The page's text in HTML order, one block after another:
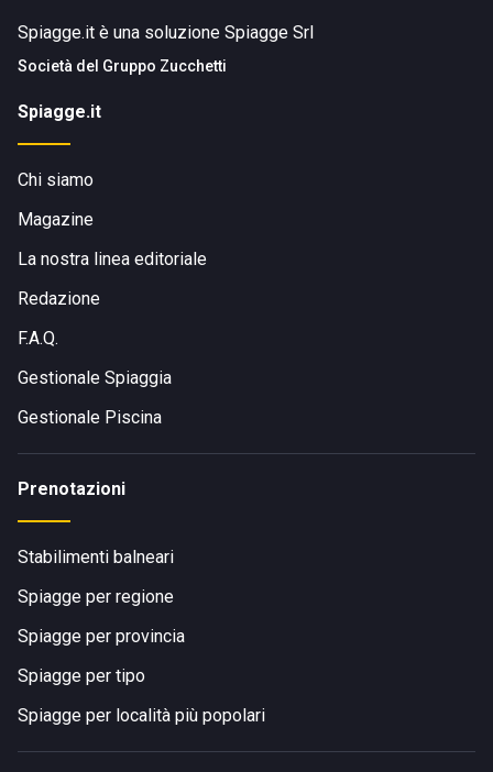
Spiagge.it è una soluzione Spiagge Srl
Società del Gruppo Zucchetti
Spiagge.it
Chi siamo
Magazine
La nostra linea editoriale
Redazione
F.A.Q.
Gestionale Spiaggia
Gestionale Piscina
Prenotazioni
Stabilimenti balneari
Spiagge per regione
Spiagge per provincia
Spiagge per tipo
Spiagge per località più popolari